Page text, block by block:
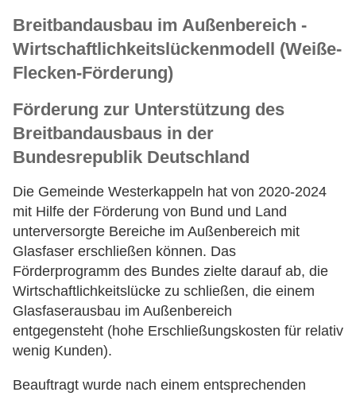
Breitbandausbau im Außenbereich -
Wirtschaftlichkeitslückenmodell (Weiße-
Flecken-Förderung)
Förderung zur Unterstützung des
Breitbandausbaus in der
Bundesrepublik Deutschland
Die Gemeinde Westerkappeln hat von 2020-2024
mit Hilfe der Förderung von Bund und Land
unterversorgte Bereiche im Außenbereich mit
Glasfaser erschließen können. Das
Förderprogramm des Bundes zielte darauf ab, die
Wirtschaftlichkeitslücke zu schließen, die einem
Glasfaserausbau im Außenbereich
entgegensteht (hohe Erschließungskosten für relativ
wenig Kunden).
Beauftragt wurde nach einem entsprechenden